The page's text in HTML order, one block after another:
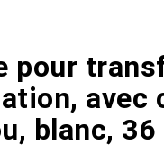
pour
avec
blanc,